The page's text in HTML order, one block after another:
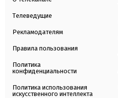
Телеведущие
Рекламодателям
Правила пользования
Политика
конфиденциальности
Политика использования
искусственного интеллекта